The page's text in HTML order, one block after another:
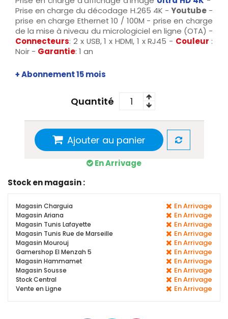
Prise en charge du décodage H.265 4K - Youtube-
prise en charge Ethernet 10 / 100M - prise en charge
de la mise à niveau du micrologiciel en ligne (OTA) -
Connecteurs: 2 x USB, 1 x HDMI, 1 x RJ45 - Couleur :
Noir - Garantie: 1 an
+ Abonnement 15 mois
Quantité
Ajouter au panier
En Arrivage
Stock en magasin :
Magasin Charguia En Arrivage
Magasin Ariana En Arrivage
Magasin Tunis Lafayette En Arrivage
Magasin Tunis Rue de Marseille En Arrivage
Magasin Mourouj En Arrivage
Gamershop El Menzah 5 En Arrivage
Magasin Hammamet En Arrivage
Magasin Sousse En Arrivage
Stock Central En Arrivage
Vente en Ligne En Arrivage